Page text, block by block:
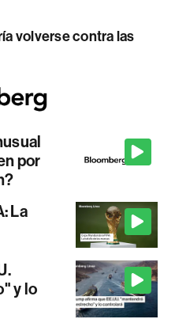
volverse contra las
por
La
y lo